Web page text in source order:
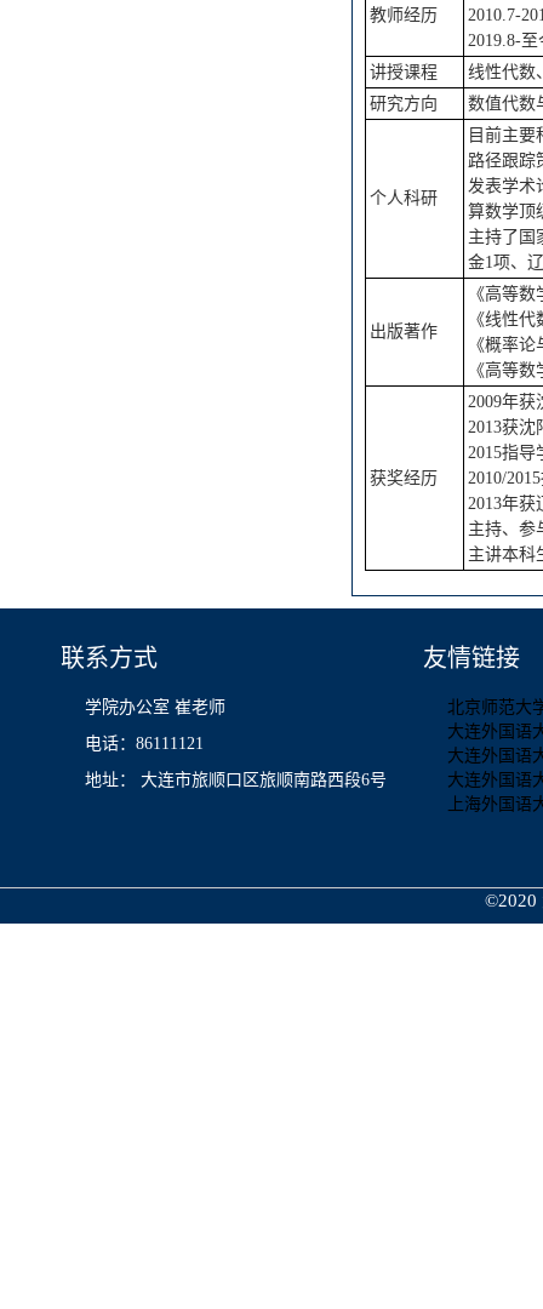
教师经历
2010.7-
2019.8-
讲授课程
线性代数
研究方向
数值代数
个人科研
目前主
路径跟踪
发表学术
算数学顶
主持了国
金1项、
出版著作
《高等
《线性
《概率
《高等
获奖经历
2009年
2013获
2015指导
2010/
2013年获
主持、参
主讲本科
联系方式
学院办公室 崔老师
电话：86111121
地址： 大连市旅顺口区旅顺南路西段6号
友情链接
北京师范大
大连外国语
大连外国语
大连外国语
上海外国语
©2020